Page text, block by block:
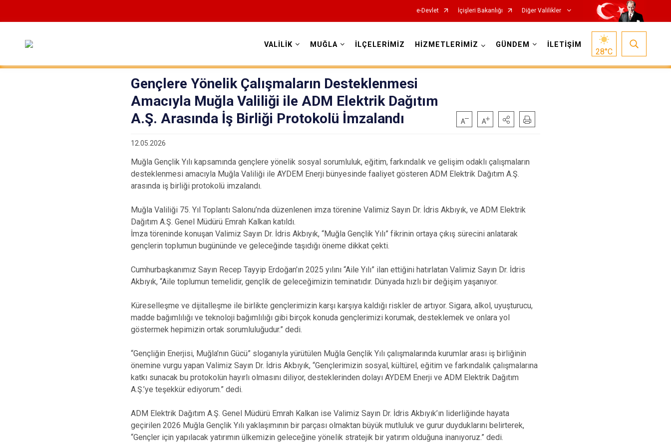
e-Devlet İçişleri Bakanlığı Diğer Valilikler
VALİLİK MUĞLA İLÇELERİMİZ HİZMETLERİMİZ GÜNDEM İLETİŞİM
28°C
Gençlere Yönelik Çalışmaların Desteklenmesi
Amacıyla Muğla Valiliği ile ADM Elektrik Dağıtım
A.Ş. Arasında İş Birliği Protokolü İmzalandı
12.05.2026
Muğla Gençlik Yılı kapsamında gençlere yönelik sosyal sorumluluk, eğitim, farkındalık ve gelişim odaklı çalışmaların
desteklenmesi amacıyla Muğla Valiliği ile AYDEM Enerji bünyesinde faaliyet gösteren ADM Elektrik Dağıtım A.Ş.
arasında iş birliği protokolü imzalandı.
Muğla Valiliği 75. Yıl Toplantı Salonu’nda düzenlenen imza törenine Valimiz Sayın Dr. İdris Akbıyık, ve ADM Elektrik
Dağıtım A.Ş. Genel Müdürü Emrah Kalkan katıldı.
İmza töreninde konuşan Valimiz Sayın Dr. İdris Akbıyık, “Muğla Gençlik Yılı” fikrinin ortaya çıkış sürecini anlatarak
gençlerin toplumun bugününde ve geleceğinde taşıdığı öneme dikkat çekti.
Cumhurbaşkanımız Sayın Recep Tayyip Erdoğan’ın 2025 yılını “Aile Yılı” ilan ettiğini hatırlatan Valimiz Sayın Dr. İdris
Akbıyık, “Aile toplumun temelidir, gençlik de geleceğimizin teminatıdır. Dünyada hızlı bir değişim yaşanıyor.
Küreselleşme ve dijitalleşme ile birlikte gençlerimizin karşı karşıya kaldığı riskler de artıyor. Sigara, alkol, uyuşturucu,
madde bağımlılığı ve teknoloji bağımlılığı gibi birçok konuda gençlerimizi korumak, desteklemek ve onlara yol
göstermek hepimizin ortak sorumluluğudur.” dedi.
“Gençliğin Enerjisi, Muğla’nın Gücü” sloganıyla yürütülen Muğla Gençlik Yılı çalışmalarında kurumlar arası iş birliğinin
önemine vurgu yapan Valimiz Sayın Dr. İdris Akbıyık, “Gençlerimizin sosyal, kültürel, eğitim ve farkındalık çalışmalarına
katkı sunacak bu protokolün hayırlı olmasını diliyor, desteklerinden dolayı AYDEM Enerji ve ADM Elektrik Dağıtım
A.Ş.’ye teşekkür ediyorum.” dedi.
ADM Elektrik Dağıtım A.Ş. Genel Müdürü Emrah Kalkan ise Valimiz Sayın Dr. İdris Akbıyık’ın liderliğinde hayata
geçirilen 2026 Muğla Gençlik Yılı yaklaşımının bir parçası olmaktan büyük mutluluk ve gurur duyduklarını belirterek,
“Gençler için yapılacak yatırımın ülkemizin geleceğine yönelik stratejik bir yatırım olduğuna inanıyoruz.” dedi.